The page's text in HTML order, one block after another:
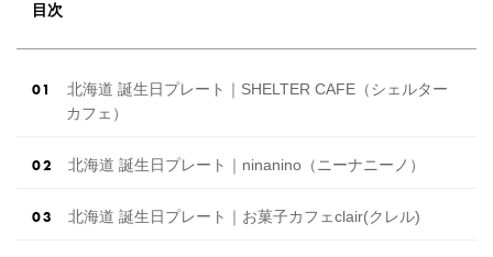
目次
北海道 誕生日プレート｜SHELTER CAFE（シェルター
カフェ）
北海道 誕生日プレート｜ninanino（ニーナニーノ）
北海道 誕生日プレート｜お菓子カフェclair(クレル)